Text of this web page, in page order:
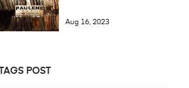
Aug 16, 2023
TAGS POST